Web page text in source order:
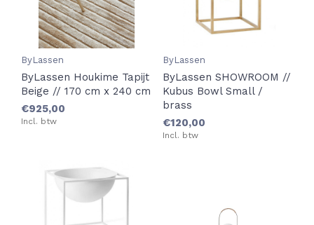
ByLassen
ByLassen Houkime Tapijt
Beige // 170 cm x 240 cm
€925,00
Incl. btw
ByLassen
ByLassen SHOWROOM //
Kubus Bowl Small /
brass
€120,00
Incl. btw